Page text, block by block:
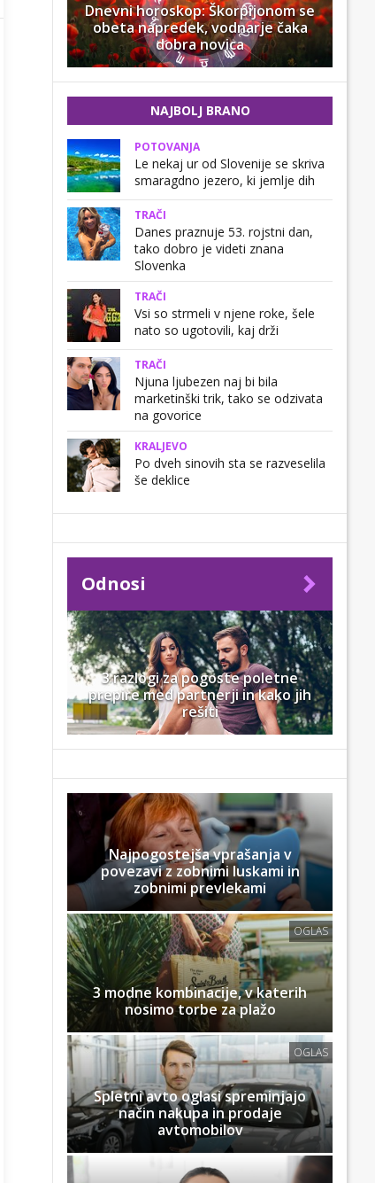
Dnevni horoskop: Škorpijonom se
obeta napredek, vodnarje čaka
dobra novica
NAJBOLJ BRANO
POTOVANJA
Le nekaj ur od Slovenije se skriva
smaragdno jezero, ki jemlje dih
TRAČI
Danes praznuje 53. rojstni dan,
tako dobro je videti znana
Slovenka
TRAČI
Vsi so strmeli v njene roke, šele
nato so ugotovili, kaj drži
TRAČI
Njuna ljubezen naj bi bila
marketinški trik, tako se odzivata
na govorice
KRALJEVO
Po dveh sinovih sta se razveselila
še deklice
Odnosi
3 razlogi za pogoste poletne
prepire med partnerji in kako jih
rešiti
Najpogostejša vprašanja v
povezavi z zobnimi luskami in
zobnimi prevlekami
OGLAS
3 modne kombinacije, v katerih
nosimo torbe za plažo
OGLAS
Spletni avto oglasi spreminjajo
način nakupa in prodaje
avtomobilov